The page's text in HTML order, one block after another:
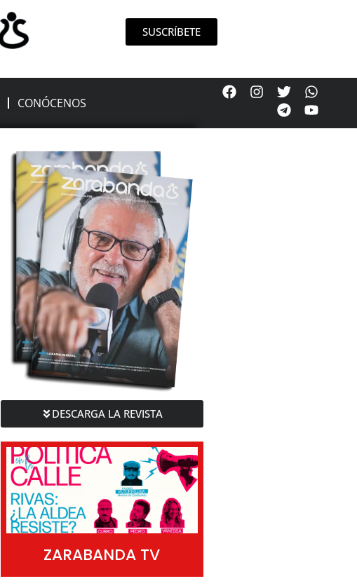
SUSCRÍBETE
CONÓCENOS
DESCARGA LA REVISTA
ZARABANDA TV